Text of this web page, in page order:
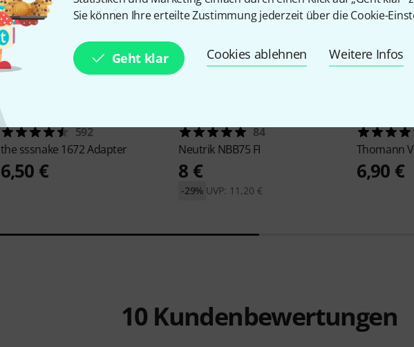
Sie können Ihre erteilte Zustimmung jederzeit über die Cookie-
Geht klar Cookies ablehnen Weitere Infos
592
the sssnake 1672 Adapter
6,50 €
84
Neutrik NBB75 FI
8 €
UVP: 11,20 €
-29%
Thomann
6,90 €
10 Kundenbewertungen